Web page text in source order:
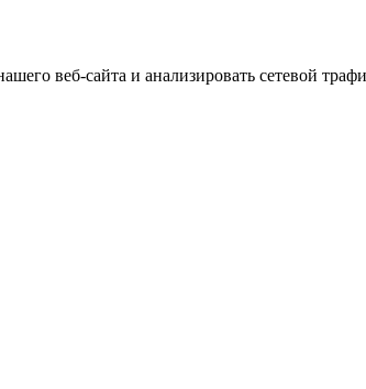
веб-сайта и анализировать сетевой